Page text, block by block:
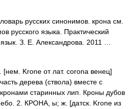
русских синонимов. крона см.
русского языка. Практический
З. Е. Александрова. 2011 …
Krone от лат. corona венец]
дерева (ствола) вместе с
старинных лип. Кроны дубов
2. КРОНА, ы; ж. [датск. Krone из